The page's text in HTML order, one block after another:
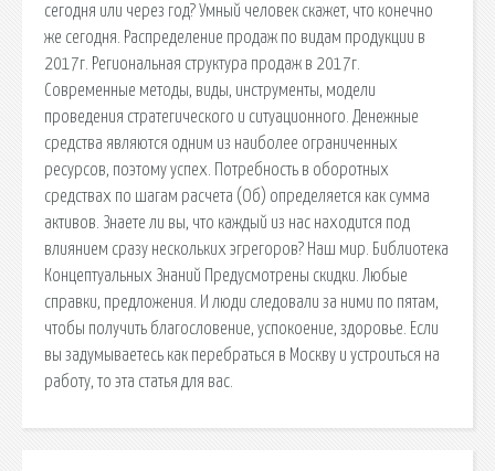
сегодня или через год? Умный человек скажет, что конечно
же сегодня. Распределение продаж по видам продукции в
2017г. Региональная структура продаж в 2017г.
Современные методы, виды, инструменты, модели
проведения стратегического и ситуационного. Денежные
средства являются одним из наиболее ограниченных
ресурсов, поэтому успех. Потребность в оборотных
средствах по шагам расчета (Об) определяется как сумма
активов. Знаете ли вы, что каждый из нас находится под
влиянием сразу нескольких эгрегоров? Наш мир. Библиотека
Концептуальных Знаний Предусмотрены скидки. Любые
справки, предложения. И люди следовали за ними по пятам,
чтобы получить благословение, успокоение, здоровье. Если
вы задумываетесь как перебраться в Москву и устроиться на
работу, то эта статья для вас.